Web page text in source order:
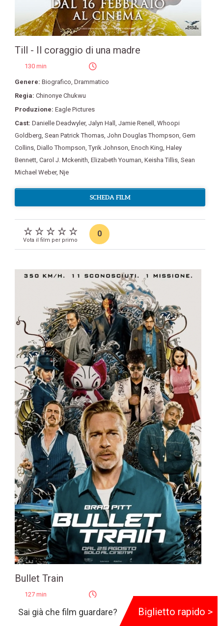
Till - Il coraggio di una madre
130 min
Genere: Biografico Drammatico
Regia: Chinonye Chukwu
Produzione: Eagle Pictures
Cast: Danielle Deadwyler, Jalyn Hall Jamie Renell Whoopi
Goldberg Sean Patrick Thomas John Douglas Thompson Gem
Collins Diallo Thompson ,Tyrik Johnson Enoch King Haley
Bennett Carol J. Mckenith Elizabeth Youman Keisha Tillis Sean
Michael Weber, Nje
SCHEDA FILM
Vota il film per primo
0
Bullet Train
127 min
Genere:Azione
Sai già che film guardare? Biglietto rapido >